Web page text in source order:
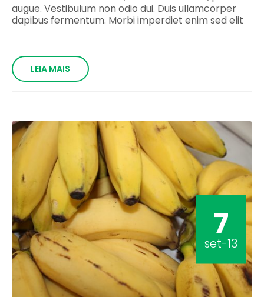
augue. Vestibulum non odio dui. Duis ullamcorper
dapibus fermentum. Morbi imperdiet enim sed elit
LEIA MAIS
7
set-13